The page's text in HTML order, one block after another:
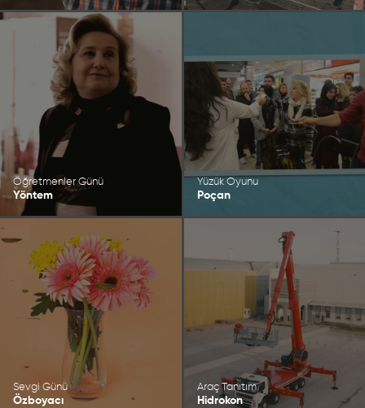
Öğretmenler Günü
Yöntem
Yüzük Oyunu
Poçan
Sevgi Günü
Özboyacı
Araç Tanıtım
Hidrokon